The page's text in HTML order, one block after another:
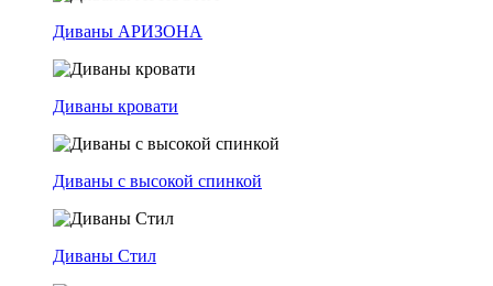
Диваны АРИЗОНА
Диваны кровати
Диваны с высокой спинкой
Диваны Стил